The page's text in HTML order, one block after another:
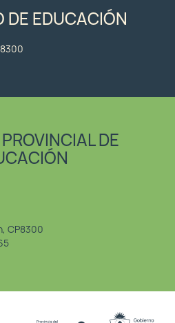
DE EDUCACIÓN
DE
CP8300